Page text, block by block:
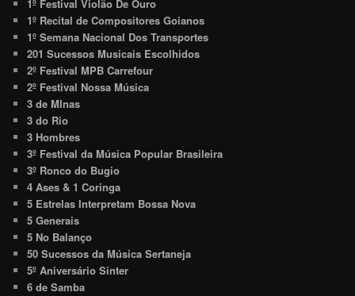
1º Festival Violão De Ouro
1º Recital de Compositores Goianos
1º Semana Nacional Dos Transportes
201 Sucessos Musicais Escolhidos
2º Festival MPB Carrefour
2º Festival Nossa Música
3 de MInas
3 do Rio
3 Hombres
3º Festival da Música Popular Brasileira
3º Ronco do Bugio
4 Ases & 1 Coringa
5 Estrelas Interpretam Bossa Nova
5 Generais
5 No Balanço
50 Sucessos da Música Sertaneja
5º Aniversário Sinter
6 de Samba